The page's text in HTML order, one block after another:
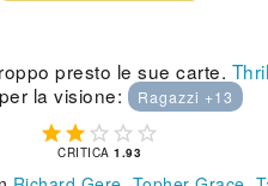
presto le sue carte.
la visione: Ragazzi +13
    
CRITICA1.93